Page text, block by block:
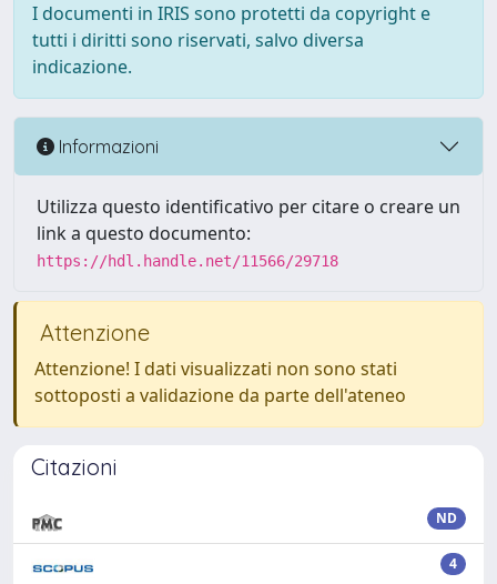
I documenti in IRIS sono protetti da copyright e
tutti i diritti sono riservati, salvo diversa
indicazione.
Informazioni
Utilizza questo identificativo per citare o creare un
link a questo documento:
https://hdl.handle.net/11566/29718
Attenzione
Attenzione! I dati visualizzati non sono stati
sottoposti a validazione da parte dell'ateneo
Citazioni
ND
4